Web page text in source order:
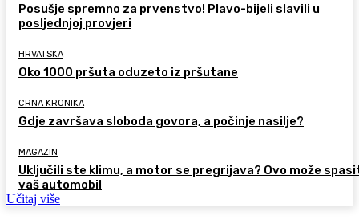
Posušje spremno za prvenstvo! Plavo-bijeli slavili u
posljednjoj provjeri
HRVATSKA
Oko 1000 pršuta oduzeto iz pršutane
CRNA KRONIKA
Gdje završava sloboda govora, a počinje nasilje?
MAGAZIN
Uključili ste klimu, a motor se pregrijava? Ovo može
vaš automobil
Učitaj više